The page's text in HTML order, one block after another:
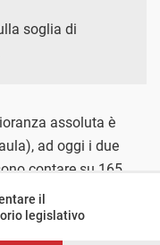
il
legislativo
soglia di
assoluta è
ad oggi i due
contare su 165
58 della Lega.
la